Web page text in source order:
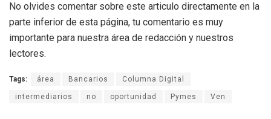
No olvides comentar sobre este articulo directamente en la
parte inferior de esta página, tu comentario es muy
importante para nuestra área de redacción y nuestros
lectores.
Tags: área Bancarios Columna Digital
intermediarios no oportunidad Pymes Ven